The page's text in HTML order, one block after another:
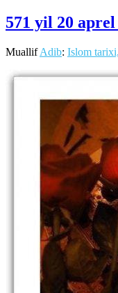
571 yil 20
MuallifAdib: Islom